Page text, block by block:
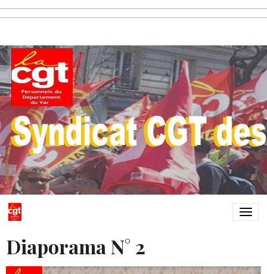
Diaporama N° 2